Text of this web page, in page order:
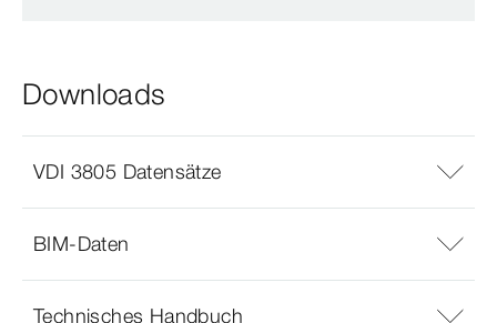
Downloads
VDI 3805 Datensätze
BIM-Daten
Technisches Handbuch